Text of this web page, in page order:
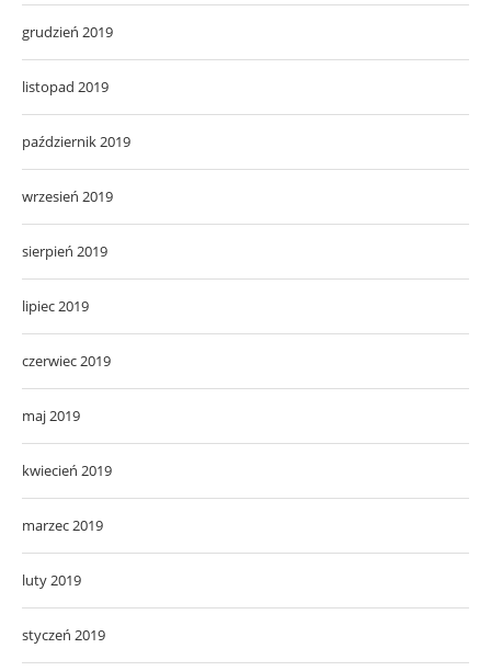
grudzień 2019
listopad 2019
październik 2019
wrzesień 2019
sierpień 2019
lipiec 2019
czerwiec 2019
maj 2019
kwiecień 2019
marzec 2019
luty 2019
styczeń 2019